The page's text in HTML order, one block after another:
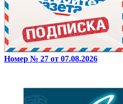
Номер № 27 от 07.08.2026